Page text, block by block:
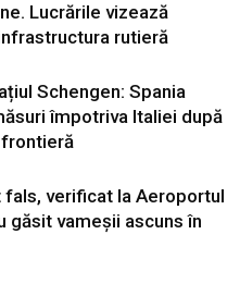
Lucrările vizează
rutieră
Schengen: Spania
împotriva Italiei după
fals, verificat la Aeroportul
găsit vameșii ascuns în